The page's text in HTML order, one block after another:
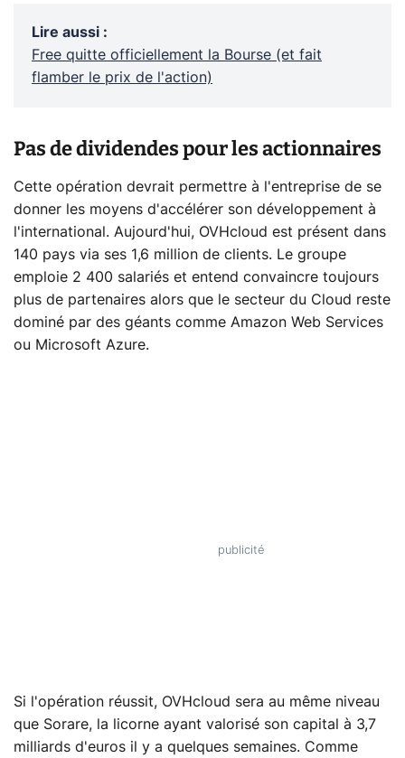
Lire aussi :
Free quitte officiellement la Bourse (et fait
flamber le prix de l'action)
Pas de dividendes pour les actionnaires
Cette opération devrait permettre à l'entreprise de se
donner les moyens d'accélérer son développement à
l'international. Aujourd'hui, OVHcloud est présent dans
140 pays via ses 1,6 million de clients. Le groupe
emploie 2 400 salariés et entend convaincre toujours
plus de partenaires alors que le secteur du Cloud reste
dominé par des géants comme Amazon Web Services
ou Microsoft Azure.
Si l'opération réussit, OVHcloud sera au même niveau
que Sorare, la licorne ayant valorisé son capital à 3,7
milliards d'euros il y a quelques semaines. Comme